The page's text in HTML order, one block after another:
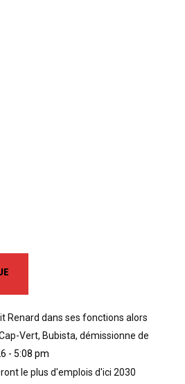
Renard dans ses fonctions alors
Vert, Bubista, démissionne de
- 5:08 pm
le plus d'emplois d'ici 2030